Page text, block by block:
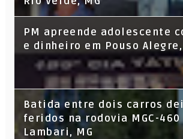
PM apreende adolescente
e dinheiro em Pouso Alegre,
Batida entre dois carros
feridos na rodovia MGC-460
Lambari, MG